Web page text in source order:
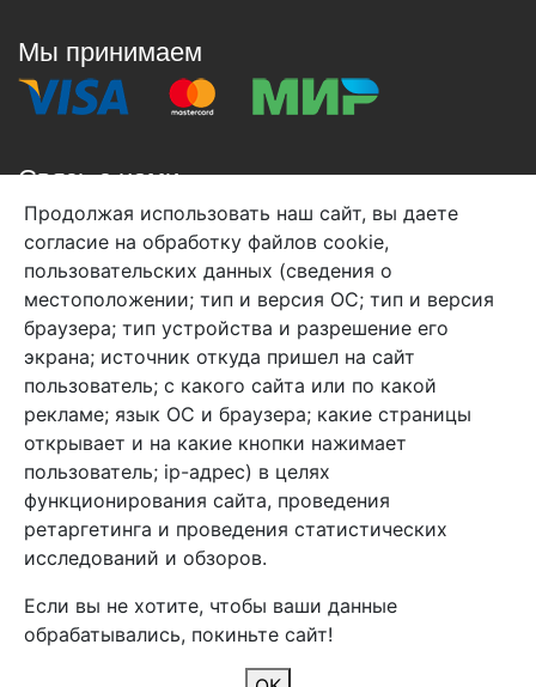
Мы принимаем
Связь с нами
+7 (495) 933-38-08
info@arben-textile.ru- оптовые продажи
Арбен текстиль г. Щелково, пер.
1-й Советский д.25, владение 2.
Мы в соц. сетях
2026 Copyright © Арбен
Продолжая использовать наш сайт, вы даете
согласие на обработку файлов cookie,
пользовательских данных (сведения о
местоположении; тип и версия ОС; тип и версия
браузера; тип устройства и разрешение его
экрана; источник откуда пришел на сайт
пользователь; с какого сайта или по какой
рекламе; язык ОС и браузера; какие страницы
открывает и на какие кнопки нажимает
пользователь; ip-адрес) в целях
функционирования сайта, проведения
ретаргетинга и проведения статистических
исследований и обзоров.
Если вы не хотите, чтобы ваши данные
обрабатывались, покиньте сайт!